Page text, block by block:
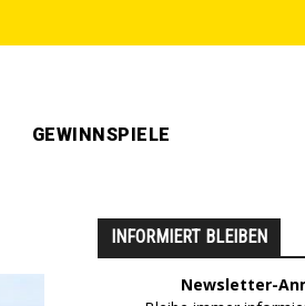
GEWINNSPIELE
INFORMIERT BLEIBEN
Newsletter-